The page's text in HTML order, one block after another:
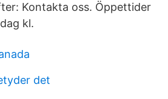
Kontakta oss. Öppettider
kl.
det